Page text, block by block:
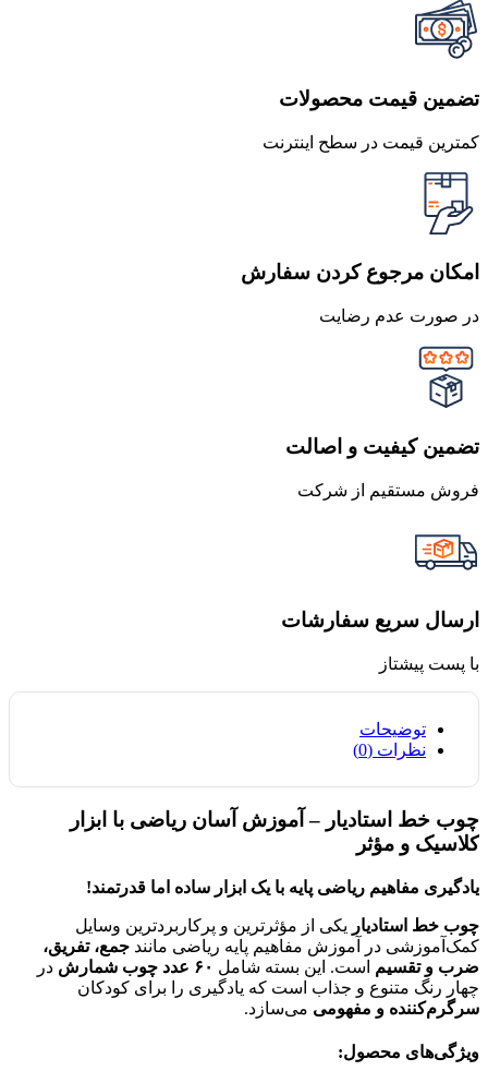
تضمین قیمت محصولات
کمترین قیمت در سطح اینترنت
امکان مرجوع کردن سفارش
در صورت عدم رضایت
تضمین کیفیت و اصالت
فروش مستقیم از شرکت
ارسال سریع سفارشات
با پست پیشتاز
توضیحات
نظرات (0)
چوب خط استادیار – آموزش آسان ریاضی با ابزار
کلاسیک و مؤثر
یادگیری مفاهیم ریاضی پایه با یک ابزار ساده اما قدرتمند!
چوب خط استادیار یکی از مؤثرترین و پرکاربردترین وسایل
کمک‌آموزشی در آموزش مفاهیم پایه ریاضی مانند جمع، تفریق،
ضرب و تقسیم است. این بسته شامل ۶۰ عدد چوب شمارش
در
چهار رنگ متنوع و جذاب است که یادگیری را برای کودکان
سرگرم‌کننده و مفهومی می‌سازد.
ویژگی‌های محصول: